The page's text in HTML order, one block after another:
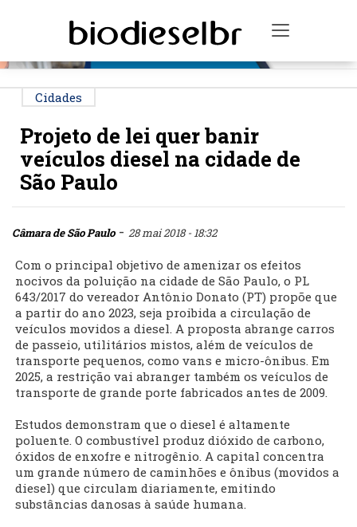
Toggle
Cidades
Projeto de lei quer banir
veículos diesel na cidade de
São Paulo
Câmara de São Paulo- 28 mai 2018 - 18:32
Com o principal objetivo de amenizar os efeitos
nocivos da poluição na cidade de São Paulo, o PL
643/2017 do vereador Antônio Donato (PT) propõe que
a partir do ano 2023, seja proibida a circulação de
veículos movidos a diesel. A proposta abrange carros
de passeio, utilitários mistos, além de veículos de
transporte pequenos, como vans e micro-ônibus. Em
2025, a restrição vai abranger também os veículos de
transporte de grande porte fabricados antes de 2009.
Estudos demonstram que o diesel é altamente
poluente. O combustível produz dióxido de carbono,
óxidos de enxofre e nitrogênio. A capital concentra
um grande número de caminhões e ônibus (movidos a
diesel) que circulam diariamente, emitindo
substâncias danosas à saúde humana.